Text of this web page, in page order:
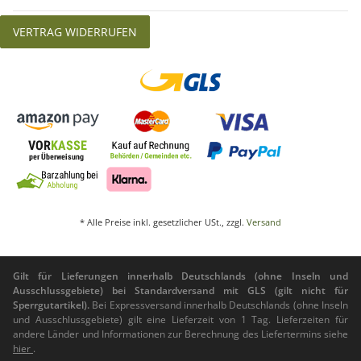
Teleskopstange), Transporttasche
2x Hintergrundstoff blau 3x6m
1x proxistar Lampenstativ PS-806
1x Teleskop-Querstange
1x Spigotadapter 50mm
VERTRAG WIDERRUFEN
* Alle Preise inkl. gesetzlicher USt., zzgl. Versand
Gilt für Lieferungen innerhalb Deutschlands (ohne Inseln und
Ausschlussgebiete) bei Standardversand mit GLS (gilt nicht für
Sperrgutartikel). Bei Expressversand innerhalb Deutschlands (ohne Inseln
und Ausschlussgebiete) gilt eine Lieferzeit von 1 Tag. Lieferzeiten für
andere Länder und Informationen zur Berechnung des Liefertermins siehe
hier .